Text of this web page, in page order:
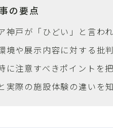
の要点
神戸が「ひどい」と言わ
境や展示内容に対する批
に注意すべきポイントを
実際の施設体験の違いを